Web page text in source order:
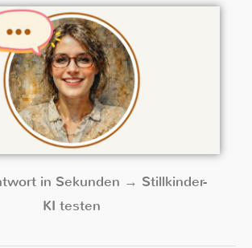
in Sekunden → Stillkinder-
KI testen